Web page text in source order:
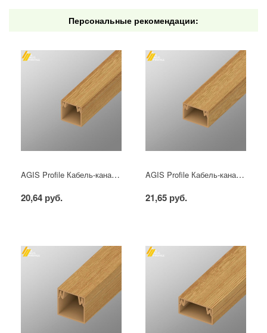
Персональные рекомендации:
AGIS Profile Кабель-канал ПВХ 12х12 мм Сосна 3D (140м/уп)
20,64 руб.
AGIS Profile Кабель-канал ПВХ 15х10 мм Сосна 3D (144м/уп)
21,65 руб.